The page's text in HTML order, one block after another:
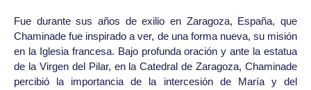
Fue durante sus años de exilio en Zaragoza, España, que
Chaminade fue inspirado a ver, de una forma nueva, su misión
en la Iglesia francesa. Bajo profunda oración y ante la estatua
de la Virgen del Pilar, en la Catedral de Zaragoza, Chaminade
percibió la importancia de la intercesión de María y del